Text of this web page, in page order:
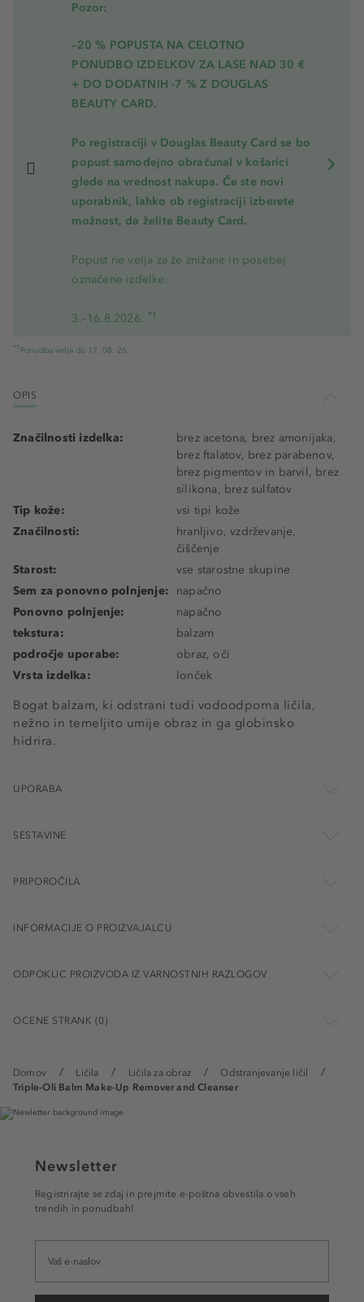
Domov Ličila Ličila za obraz
Odstranjevanje ličil
Triple-Oli Balm Make-Up Remover and Cleanser
Pozor:
–20 % POPUSTA NA CELOTNO
PONUDBO IZDELKOV ZA LASE NAD 30 €
+ DO DODATNIH -7 % Z DOUGLAS
BEAUTY CARD.
Po registraciji v Douglas Beauty Card se bo
popust samodejno obračunal v košarici
glede na vrednost nakupa. Če ste novi
uporabnik, lahko ob registraciji izberete
možnost, da želite Beauty Card.
Popust ne velja za že znižane in posebej
označene izdelke.
3.–16.8.2026. *1
*1 Ponudba velja do 17. 08. 26.
OPIS
Bogat balzam, ki odstrani tudi vodoodporna ličila,
nežno in temeljito umije obraz in ga globinsko
hidrira.
Značilnosti izdelka:
brez acetona, brez amonijaka,
brez ftalatov, brez parabenov,
brez pigmentov in barvil, brez
silikona, brez sulfatov
Tip kože:
vsi tipi kože
Značilnosti:
hranljivo, vzdrževanje,
čiščenje
Starost:
vse starostne skupine
Sem za ponovno polnjenje:
napačno
Ponovno polnjenje:
napačno
tekstura:
balzam
področje uporabe:
obraz, oči
Vrsta izdelka:
lonček
UPORABA
SESTAVINE
PRIPOROČILA
INFORMACIJE O PROIZVAJALCU
ODPOKLIC PROIZVODA IZ VARNOSTNIH RAZLOGOV
OCENE STRANK (0)
Newsletter
Registrirajte se zdaj in prejmite e-poštna obvestila o vseh
trendih in ponudbah!